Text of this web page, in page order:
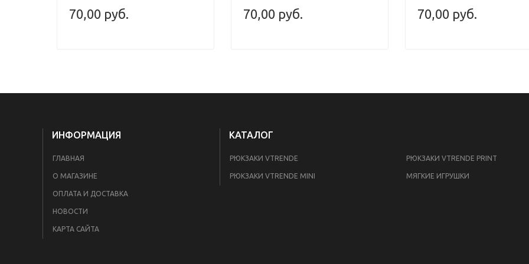
70,00 руб. 70,00 руб. 70,00 руб.
ИНФОРМАЦИЯ
ГЛАВНАЯ
О МАГАЗИНЕ
ОПЛАТА И ДОСТАВКА
НОВОСТИ
КАРТА САЙТА
КАТАЛОГ
РЮКЗАКИ VTRENDE РЮКЗАКИ VTRENDE PRINT
РЮКЗАКИ VTRENDE MINI МЯГКИЕ ИГРУШКИ